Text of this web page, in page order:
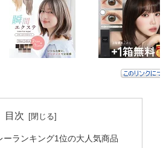
目次
ーランキング1位の大人気商品